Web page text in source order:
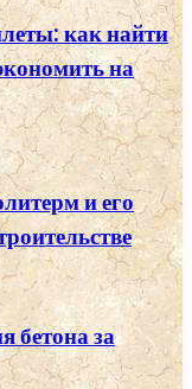
как найти
на
и его
бетона за